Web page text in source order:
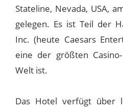
Stateline, Nevada, USA,
gelegen. Es ist Teil der
Inc. (heute Caesars
eine der größten
Welt ist.
Das Hotel verfügt über